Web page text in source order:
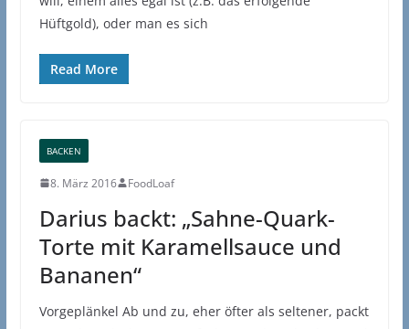
Hüftgold), oder man es sich
Read More
BACKEN
8. März 2016 FoodLoaf
Darius backt: „Sahne-Quark-
Torte mit Karamellsauce und
Bananen“
Vorgeplänkel Ab und zu, eher öfter als seltener, packt